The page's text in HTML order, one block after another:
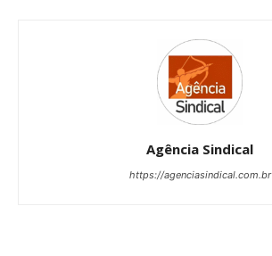
Agência Sindical
https://agenciasindical.com.br